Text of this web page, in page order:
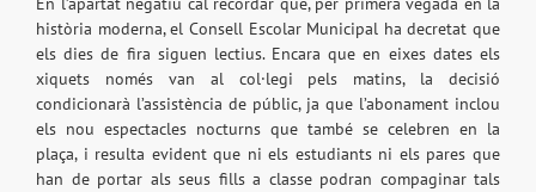
història moderna, el Consell Escolar Municipal ha decretat que
els dies de fira siguen lectius. Encara que en eixes dates els
xiquets només van al col·legi pels matins, la decisió
condicionarà l’assistència de públic, ja que l’abonament inclou
els nou espectacles nocturns que també se celebren en la
plaça, i resulta evident que ni els estudiants ni els pares que
han de portar als seus fills a classe podran compaginar tals